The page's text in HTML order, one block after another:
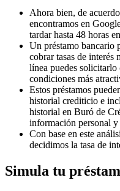
Ahora bien, de
encontramos en
tardar hasta 48 horas
Un préstamo bancario
cobrar tasas de interés
línea puedes
condiciones más
Estos préstamos
historial crediticio e
historial en Buró de
información personal
Con base en este
decidimos la tasa de
Simula tu